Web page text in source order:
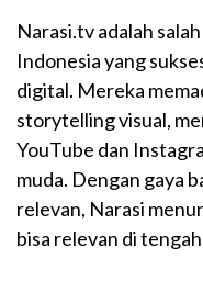
Narasi.tv adalah
Indonesia yang
digital. Mereka
storytelling visual,
YouTube dan
muda. Dengan gaya
relevan, Narasi
bisa relevan di